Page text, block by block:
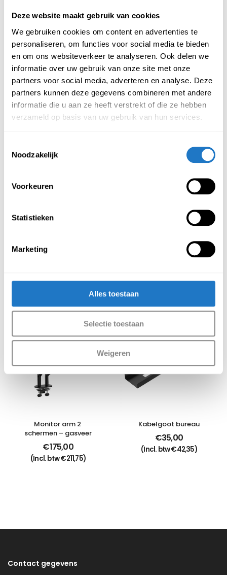
Deze website maakt gebruik van cookies
We gebruiken cookies om content en advertenties te
personaliseren, om functies voor social media te bieden
en om ons websiteverkeer te analyseren. Ook delen we
informatie over uw gebruik van onze site met onze
partners voor social media, adverteren en analyse. Deze
partners kunnen deze gegevens combineren met andere
informatie die u aan ze heeft verstrekt of die ze hebben
verzameld op basis van uw gebruik van hun services.
Noodzakelijk
Voorkeuren
Statistieken
Marketing
Alles toestaan
Selectie toestaan
Weigeren
Super handige dubbele monitor arm, benieuwd naar de
mogelijkheden? Onderstaand vindt u alle belangrijke
kenmerken.
Kenmerken dubbele monitor arm:
Vervaardigd uit staal
In hoogte en diepte verstelbaar
Standaard met geïntegreerde bladklem
en Wit (RAL 9010)
Aanbevolen producten
Monitor arm 2
schermen – gasveer
€175,00
(Incl. btw€211,75)
Kabelgoot bureau
€35,00
(Incl. btw€42,35)
Contact gegevens